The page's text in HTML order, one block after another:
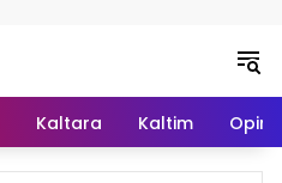
Kaltara Kaltim Opini